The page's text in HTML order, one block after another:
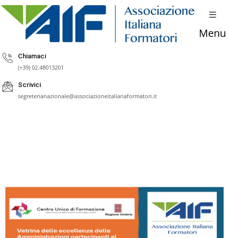
Menu
Chiamaci
(+39) 02.48013201
Scrivici
segreterianazionale@associazioneitalianaformatori.it